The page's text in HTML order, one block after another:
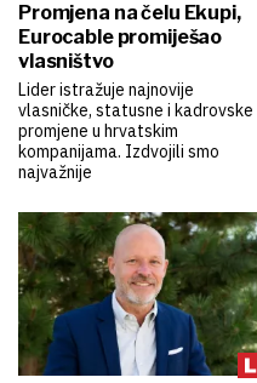
Promjena na čelu Ekupi,
Eurocable promiješao
vlasništvo
Lider istražuje najnovije
vlasničke, statusne i kadrovske
promjene u hrvatskim
kompanijama. Izdvojili smo
najvažnije